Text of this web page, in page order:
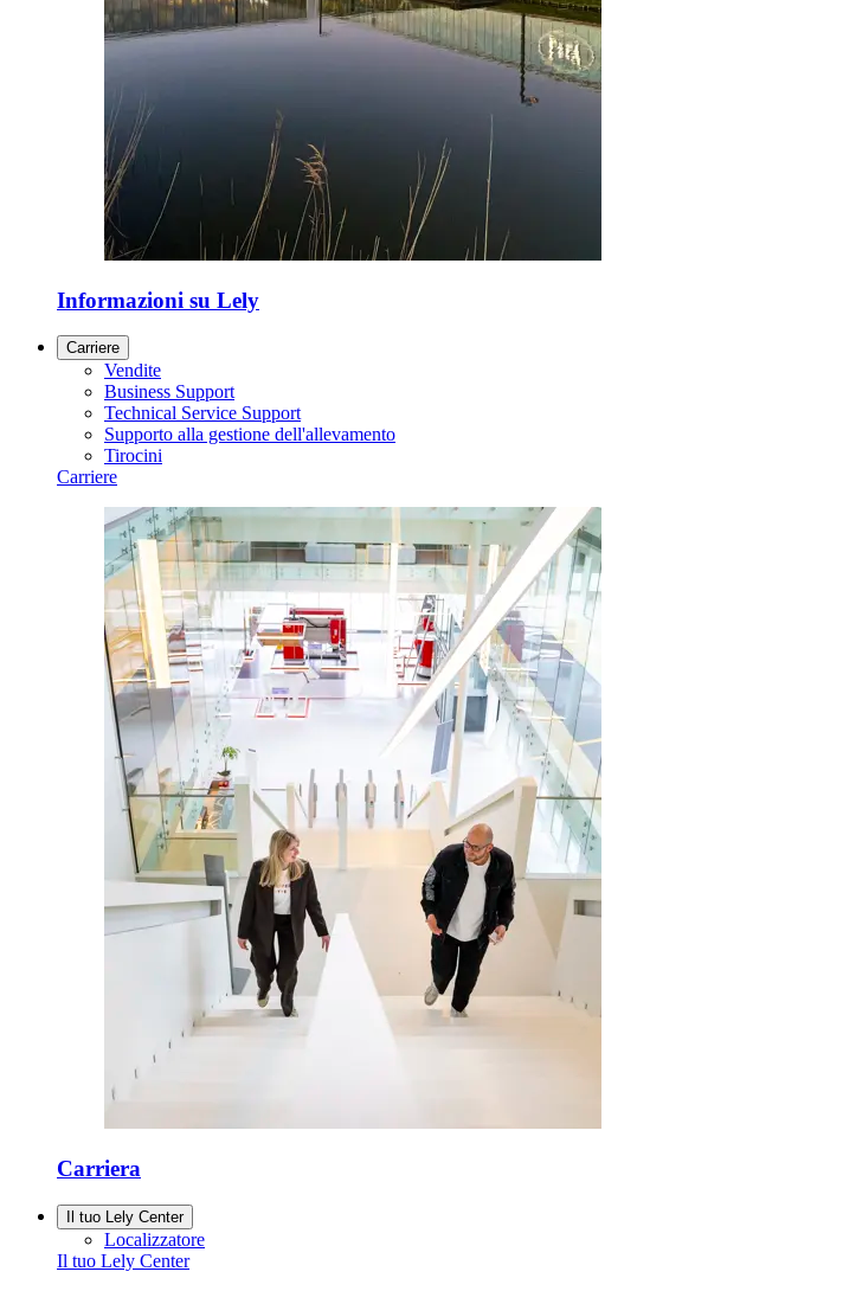
Informazioni su Lely
Carriere
Vendite
Business Support
Technical Service Support
Supporto alla gestione dell'allevamento
Tirocini
Carriere
Carriera
Il tuo Lely Center
Localizzatore
Il tuo Lely Center